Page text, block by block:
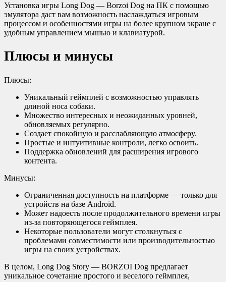
Установка игры Long Dog — Borzoi Dog на ПК с помощью
эмулятора даст вам возможность наслаждаться игровым
процессом и особенностями игры на более крупном экране с
удобным управлением мышью и клавиатурой.
Плюсы и минусы
Плюсы:
Уникальный геймплей с возможностью управлять
длиной носа собаки.
Множество интересных и неожиданных уровней,
обновляемых регулярно.
Создает спокойную и расслабляющую атмосферу.
Простые и интуитивные контроли, легко освоить.
Поддержка обновлений для расширения игрового
контента.
Минусы:
Ограниченная доступность на платформе — только для
устройств на базе Android.
Может надоесть после продолжительного времени игры
из-за повторяющегося геймплея.
Некоторые пользователи могут столкнуться с
проблемами совместимости или производительностью
игры на своих устройствах.
В целом, Long Dog Story — BORZOI Dog предлагает
уникальное сочетание простого и веселого геймплея,